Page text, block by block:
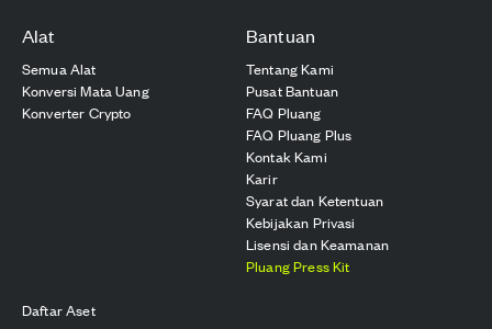
Alat
Semua Alat
Konversi Mata Uang
Konverter Crypto
Bantuan
Tentang Kami
Pusat Bantuan
FAQ Pluang
FAQ Pluang Plus
Kontak Kami
Karir
Syarat dan Ketentuan
Kebijakan Privasi
Lisensi dan Keamanan
Pluang Press Kit
Daftar Aset